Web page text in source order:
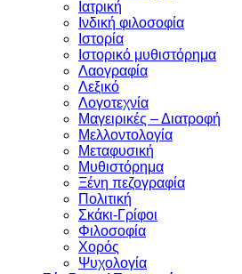
Ιατρική
Ινδική φιλοσοφία
Ιστορία
Ιστορικό μυθιστόρημα
Λαογραφία
Λεξικό
Λογοτεχνία
Μαγειρικές – Διατροφή
Μελλοντολογία
Μεταφυσική
Μυθιστόρημα
Ξένη πεζογραφία
Πολιτική
Σκάκι-Γρίφοι
Φιλοσοφία
Χορός
Ψυχολογία